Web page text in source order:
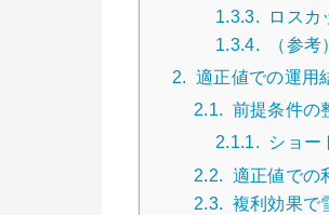
1.3.3.
ロスカ
1.3.4.
（参
2. 適正値での運用
2.1. 前提条件の
2.1.1.
ショー
2.2.
適正値での
2.3.
複利効果で